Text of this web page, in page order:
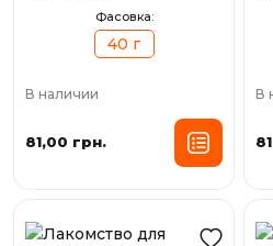
Фасовка:
40 г
В наличии
81,00 грн.
В